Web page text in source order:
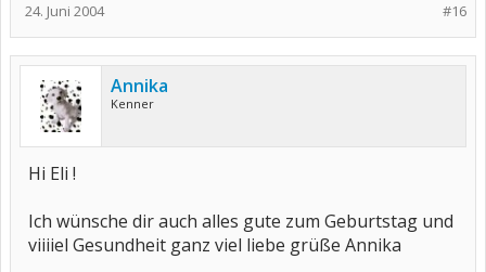
#16
24. Juni 2004
Annika
Kenner
Hi Eli !
Ich wünsche dir auch alles gute zum Geburtstag und
viiiiel Gesundheit ganz viel liebe grüße Annika